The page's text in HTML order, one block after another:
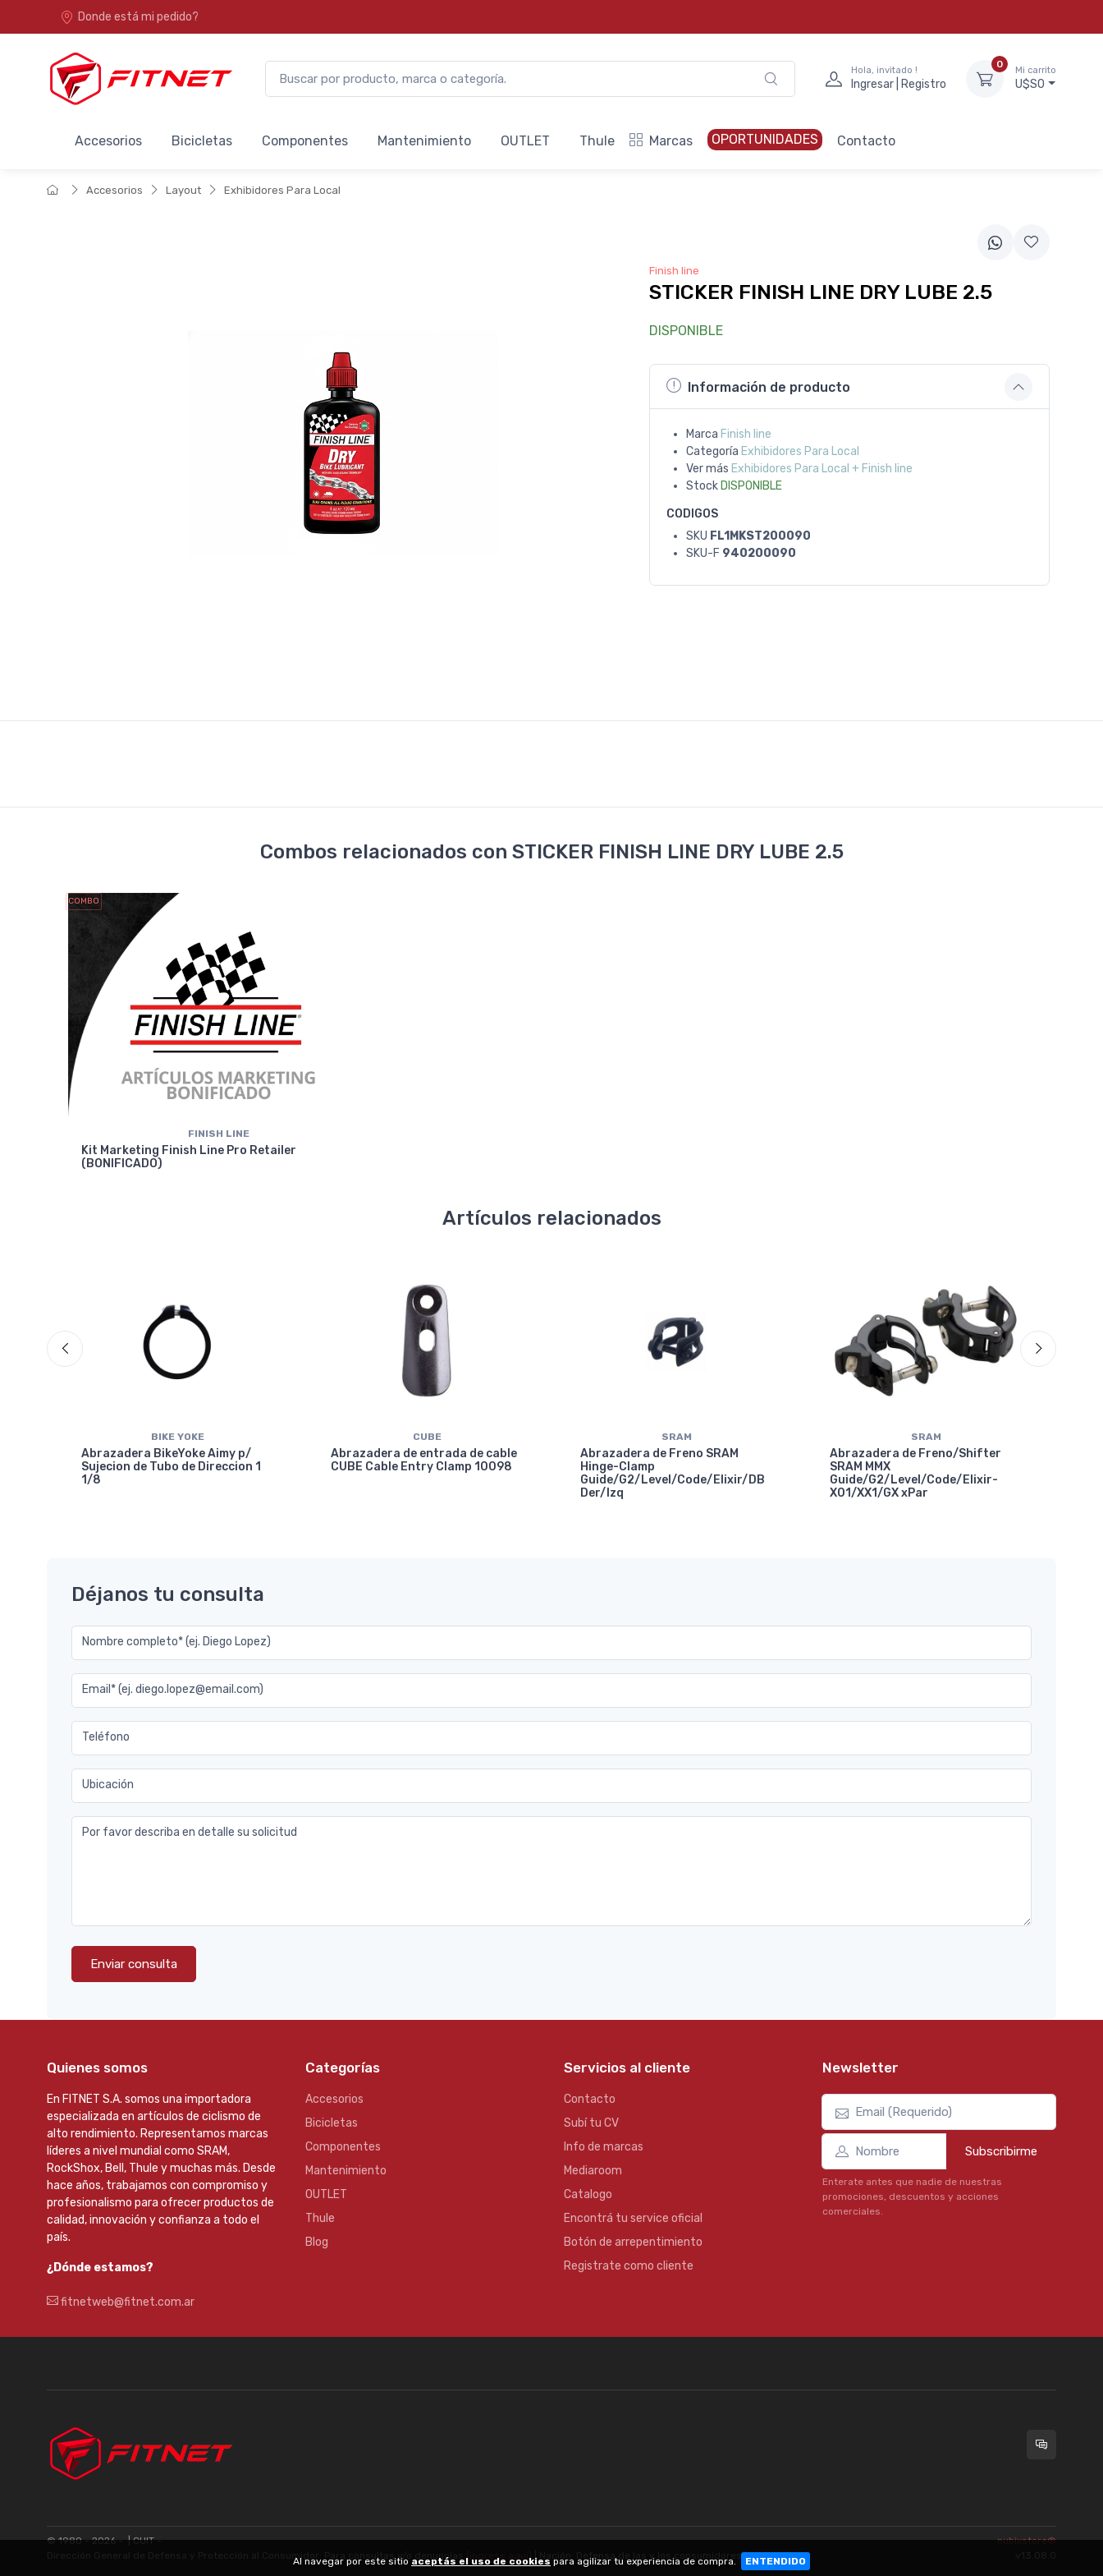
Donde está mi pedido?
Hola, invitado !
Ingresar | Registro
0
Mi carrito
U$S0
Accesorios Bicicletas Componentes Mantenimiento OUTLET Thule Marcas OPORTUNIDADES Contacto
Accesorios Layout Exhibidores Para Local
Finish line
STICKER FINISH LINE DRY LUBE 2.5
DISPONIBLE
Información de producto
Marca Finish line
Categoría Exhibidores Para Local
Ver más Exhibidores Para Local + Finish line
Stock DISPONIBLE
CODIGOS
SKU FL1MKST200090
SKU-F 940200090
Combos relacionados con STICKER FINISH LINE DRY LUBE 2.5
COMBO
FINISH LINE
Kit Marketing Finish Line Pro Retailer
(BONIFICADO)
Artículos relacionados
BIKE YOKE
Abrazadera BikeYoke Aimy p/
Sujecion de Tubo de Direccion 1
1/8
CUBE
Abrazadera de entrada de cable
CUBE Cable Entry Clamp 10098
SRAM
Abrazadera de Freno SRAM
Hinge-Clamp
Guide/G2/Level/Code/Elixir/DB
Der/Izq
SRAM
Abrazadera de Freno/Shifter
SRAM MMX
Guide/G2/Level/Code/Elixir-
X01/XX1/GX xPar
Déjanos tu consulta
Nombre completo* (ej. Diego Lopez)
Email* (ej. diego.lopez@email.com)
Teléfono
Ubicación
Por favor describa en detalle su solicitud
Enviar consulta
Quienes somos
En FITNET S.A. somos una importadora
especializada en artículos de ciclismo de
alto rendimiento. Representamos marcas
líderes a nivel mundial como SRAM,
RockShox, Bell, Thule y muchas más. Desde
hace años, trabajamos con compromiso y
profesionalismo para ofrecer productos de
calidad, innovación y confianza a todo el
país.
¿Dónde estamos?
fitnetweb@fitnet.com.ar
Categorías
Accesorios
Bicicletas
Componentes
Mantenimiento
OUTLET
Thule
Blog
Servicios al cliente
Contacto
Subí tu CV
Info de marcas
Mediaroom
Catalogo
Encontrá tu service oficial
Botón de arrepentimiento
Registrate como cliente
Newsletter
Subscribirme
Enterate antes que nadie de nuestras
promociones, descuentos y acciones
comerciales.
© 1980 - 2026 -| CUIT -
Dirección General de Defensa y Protección al Consumidor: Para consultas y/o denuncias [ingrese aquí] | Nación: Defensa de las y los consumidores[ingrese aquí]
nubixstore®
Al navegar por este sitio aceptás el uso de cookies para agilizar tu experiencia de compra. ENTENDIDO